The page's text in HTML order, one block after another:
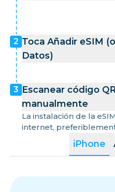
iPhone
2 Toca Añadir eSIM
Datos)
3 Escanear código
manualmente
La instalación de la
internet,